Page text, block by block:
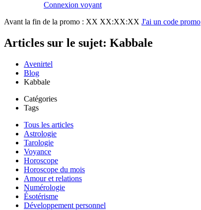
Connexion voyant
Avant la fin de la promo : XX XX:XX:XX J'ai un code promo
Articles sur le sujet: Kabbale
Avenirtel
Blog
Kabbale
Catégories
Tags
Tous les articles
Astrologie
Tarologie
Voyance
Horoscope
Horoscope du mois
Amour et relations
Numérologie
Ésotérisme
Développement personnel